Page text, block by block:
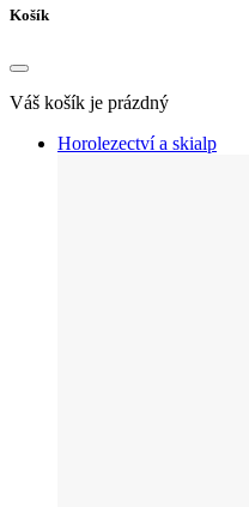
Košík
Váš košík je prázdný
Horolezectví a skialp